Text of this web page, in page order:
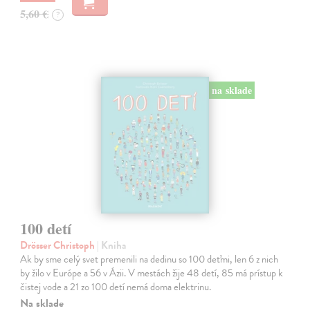
5,60 € ?
na sklade
100 detí
Drösser Christoph | Kniha
Ak by sme celý svet premenili na dedinu so 100 deťmi, len 6 z nich
by žilo v Európe a 56 v Ázii. V mestách žije 48 detí, 85 má prístup k
čistej vode a 21 zo 100 detí nemá doma elektrinu.
Na sklade